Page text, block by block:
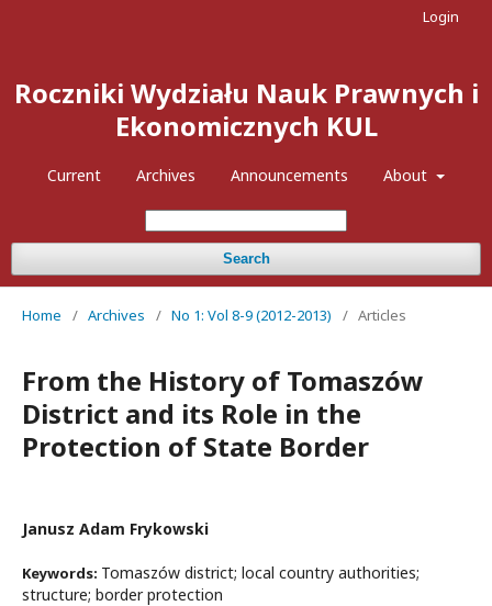
Roczniki Wydziału Nauk Prawnych i
Ekonomicznych KUL
Current Archives Announcements About
Search
Login
Home / Archives / No 1: Vol 8-9 (2012-2013) / Articles
From the History of Tomaszów
District and its Role in the
Protection of State Border
Janusz Adam Frykowski
Keywords: Tomaszów district; local country authorities;
structure; border protection